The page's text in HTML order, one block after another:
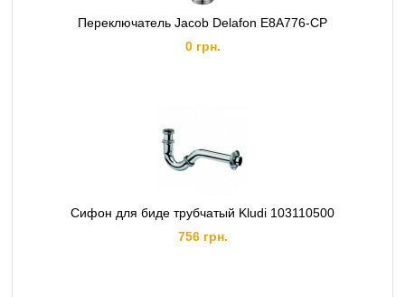
Переключатель Jacob Delafon E8A776-CP
0 грн.
Сифон для биде трубчатый Kludi 103110500
756 грн.